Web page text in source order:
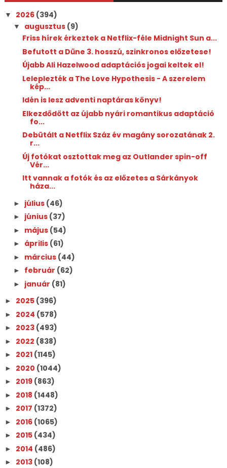
▼ 2026 (394)
▼ augusztus (9)
Friss hírek érkeztek a Netflix-féle Midnight Sun a...
Befutott a Dűne 3. hosszú, szinkronos előzetese!
Újabb Ali Hazelwood adaptációs jogai keltek el!
Leleplezték a The Love Hypothesis - A szerelem
kép...
Idén is lesz adventi naptáras könyv!
Elkezdődött az újabb nyári romantikus adaptáció
fo...
Debütált a Netflix Száz év magány sorozatának 2.
r...
Új fotókat osztottak meg az Outlander spin-off
Vér...
Itt vannak a fotók és az előzetes a Sárkányok
háza...
► július (46)
► június (37)
► május (54)
► április (61)
► március (44)
► február (62)
► január (81)
► 2025 (396)
► 2024 (578)
► 2023 (493)
► 2022 (838)
► 2021 (1145)
► 2020 (1044)
► 2019 (863)
► 2018 (1448)
► 2017 (1372)
► 2016 (1065)
► 2015 (434)
► 2014 (486)
► 2013 (108)